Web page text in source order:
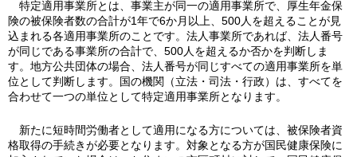
特定適用事業所とは、事業主が同一の適用事業所で、厚生年金保
険の被保険者数の合計が1年で6か月以上、500人を超えることが見
込まれる各適用事業所のことです。法人事業所であれば、法人番号
が同じである事業所の合計で、500人を超えるか否かを判断しま
す。地方公共団体の場合、法人番号が同じすべての適用事業所を単
位として判断します。国の機関（立法・司法・行政）は、すべてを
合わせて一つの単位として特定適用事業所となります。
新たに短時間労働者として適用になる方については、被保険者資
格取得の手続きが必要となります。対象となる方が国民健康保険に